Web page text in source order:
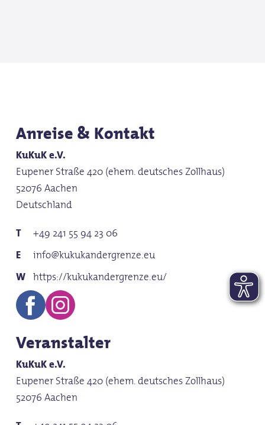
Anreise & Kontakt
KuKuK e.V.
Eupener Straße 420 (ehem. deutsches Zollhaus)
52076 Aachen
Deutschland
+49 241 55 94 23 06
info@kukukandergrenze.eu
https://kukukandergrenze.eu/
Veranstalter
KuKuK e.V.
Eupener Straße 420 (ehem. deutsches Zollhaus)
52076 Aachen